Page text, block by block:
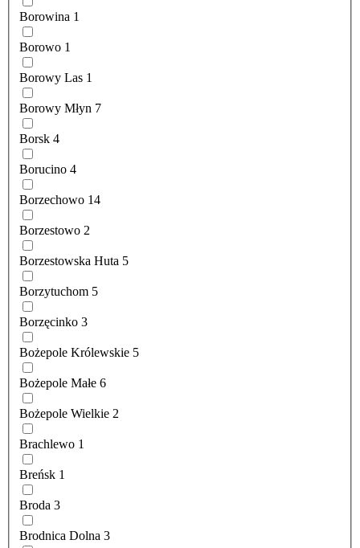
Borowina 1
Borowo 1
Borowy Las 1
Borowy Młyn 7
Borsk 4
Borucino 4
Borzechowo 14
Borzestowo 2
Borzestowska Huta 5
Borzytuchom 5
Borzęcinko 3
Bożepole Królewskie 5
Bożepole Małe 6
Bożepole Wielkie 2
Brachlewo 1
Breńsk 1
Broda 3
Brodnica Dolna 3